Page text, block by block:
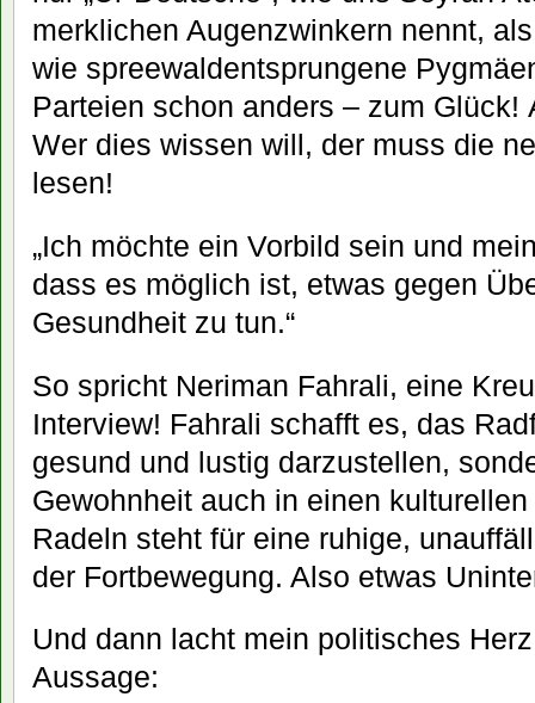
merklichen Augenzwinkern nennt,
wie spreewaldentsprungene
Parteien schon anders – zum Glück!
Wer dies wissen will, der muss die
lesen!
„Ich möchte ein Vorbild sein und
dass es möglich ist, etwas gegen
Gesundheit zu tun.“
So spricht Neriman Fahrali, eine
Interview! Fahrali schafft es, das
gesund und lustig darzustellen,
Gewohnheit auch in einen
Radeln steht für eine ruhige,
der Fortbewegung. Also etwas
Und dann lacht mein politisches
Aussage: